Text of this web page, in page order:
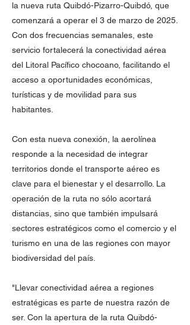
la nueva ruta Quibdó-Pizarro-Quibdó, que
comenzará a operar el 3 de marzo de 2025.
Con dos frecuencias semanales, este
servicio fortalecerá la conectividad aérea
del Litoral Pacífico chocoano, facilitando el
acceso a oportunidades económicas,
turísticas y de movilidad para sus
habitantes.
Con esta nueva conexión, la aerolínea
responde a la necesidad de integrar
territorios donde el transporte aéreo es
clave para el bienestar y el desarrollo. La
operación de la ruta no sólo acortará
distancias, sino que también impulsará
sectores estratégicos como el comercio y el
turismo en una de las regiones con mayor
biodiversidad del país.
"Llevar conectividad aérea a regiones
estratégicas es parte de nuestra razón de
ser. Con la apertura de la ruta Quibdó-